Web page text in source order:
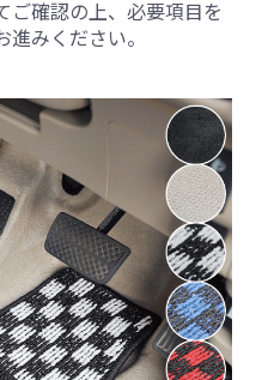
確認の上、必要項目を
みください。